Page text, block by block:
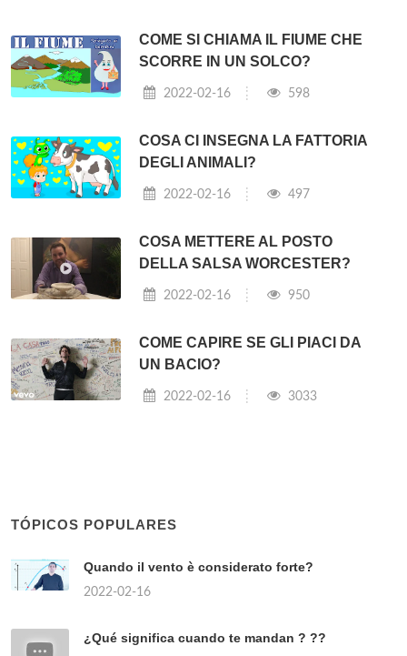
COME SI CHIAMA IL FIUME CHE
SCORRE IN UN SOLCO?
2022-02-16 598
COSA CI INSEGNA LA FATTORIA
DEGLI ANIMALI?
2022-02-16 497
COSA METTERE AL POSTO
DELLA SALSA WORCESTER?
2022-02-16 950
COME CAPIRE SE GLI PIACI DA
UN BACIO?
2022-02-16 3033
TÓPICOS POPULARES
Quando il vento è considerato forte?
2022-02-16
¿Qué significa cuando te mandan ? ??